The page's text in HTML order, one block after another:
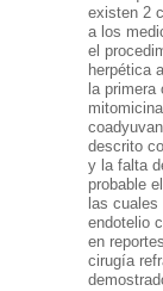
existen 2
a los
el
herpética
la
descrito
y la falta
probable
las
endotelio
en
cirugía